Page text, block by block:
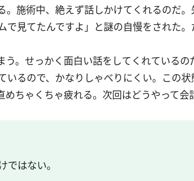
施術中、絶えず話しかけてくれるのだ。
見てたんですよ」と謎の自慢をされた。
。せっかく面白い話をしてくれているの
るので、かなりしゃべりにくい。この状
ちゃくちゃ疲れる。次回はどうやって会
ではない。